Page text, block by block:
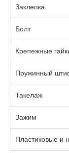
Заклепка
Болт
Крепежные
Пружинный
Такелаж
Зажим
Пластиковые и